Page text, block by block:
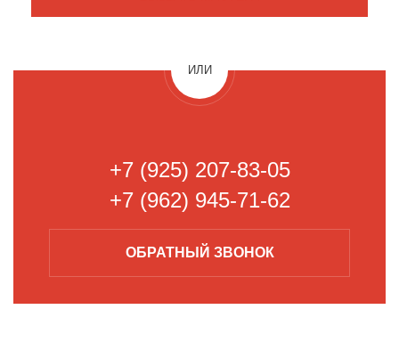
ИЛИ
+7 (925) 207-83-05
+7 (962) 945-71-62
ОБРАТНЫЙ ЗВОНОК